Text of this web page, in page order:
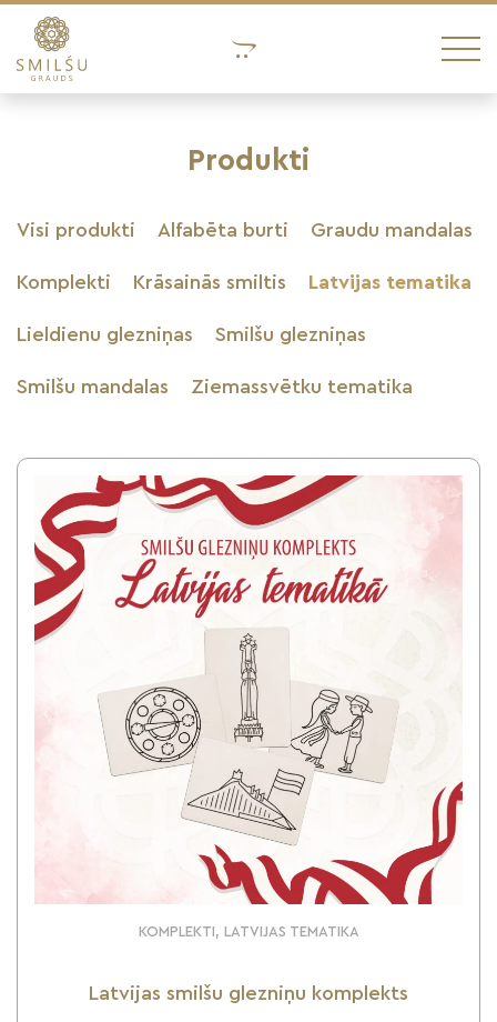
Produkti
Visi produkti Alfabēta burti Graudu mandalas
Komplekti Krāsainās smiltis Latvijas tematika
Lieldienu glezniņas Smilšu glezniņas
Smilšu mandalas Ziemassvētku tematika
KOMPLEKTI, LATVIJAS TEMATIKA
Latvijas smilšu glezniņu komplekts